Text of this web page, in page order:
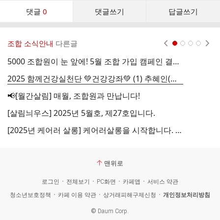
댓글 0 댓글쓰기 답글쓰기
댓
조합 소식안내 다른글
5000 조합원이 눈 앞에! 5월 조합 가입 캠페인 결과 공유💞
2025 함께건강실천단 💚건강강좌💚 (1) 추혜인(무영) 살림의원 대표원장
📢[월간살림] 매월, 조합원과 만납니다!
[살림늬우스] 2025년 5월호, 제27호입니다.
[2025년 케어러 살롱] 케어러살롱을 시작합니다. 5월25일(일) 오후2시
맨위로
로그인 전체보기 PC화면 카페앱
서비스 약관
청소년보호정책
카페 이용 약관 상거래피해구제신청 개인정보처리방침
© Daum Corp.